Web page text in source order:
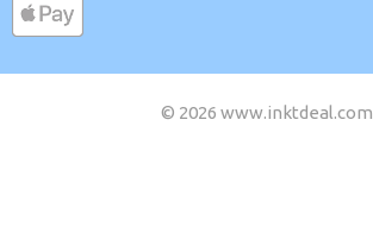
© 2026 www.inktdeal.com